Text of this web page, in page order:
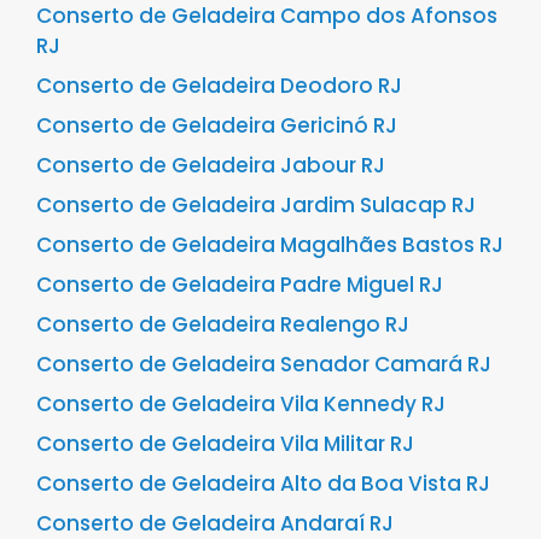
Conserto de Geladeira Campo dos Afonsos
RJ
Conserto de Geladeira Deodoro RJ
Conserto de Geladeira Gericinó RJ
Conserto de Geladeira Jabour RJ
Conserto de Geladeira Jardim Sulacap RJ
Conserto de Geladeira Magalhães Bastos RJ
Conserto de Geladeira Padre Miguel RJ
Conserto de Geladeira Realengo RJ
Conserto de Geladeira Senador Camará RJ
Conserto de Geladeira Vila Kennedy RJ
Conserto de Geladeira Vila Militar RJ
Conserto de Geladeira Alto da Boa Vista RJ
Conserto de Geladeira Andaraí RJ